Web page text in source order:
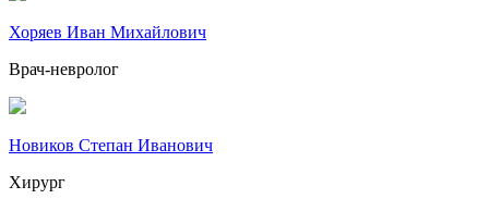
Хоряев Иван Михайлович
Врач-невролог
Новиков Степан Иванович
Хирург